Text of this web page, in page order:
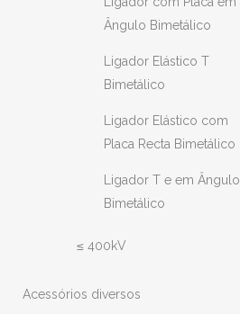
Ângulo Bimetálico
Ligador Elástico T
Bimetálico
Ligador Elástico com
Placa Recta Bimetálico
Ligador T e em Ângulo
Bimetálico
≤ 400kV
Acessórios diversos